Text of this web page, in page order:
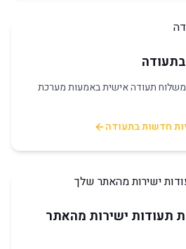
תעודה אישית באמעות מערכת
חדשות בתעודה
תעודות ישירות מהאתר